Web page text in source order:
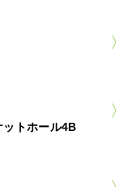
ットホール4B